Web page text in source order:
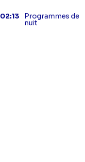
02:13 Programmes de
nuit